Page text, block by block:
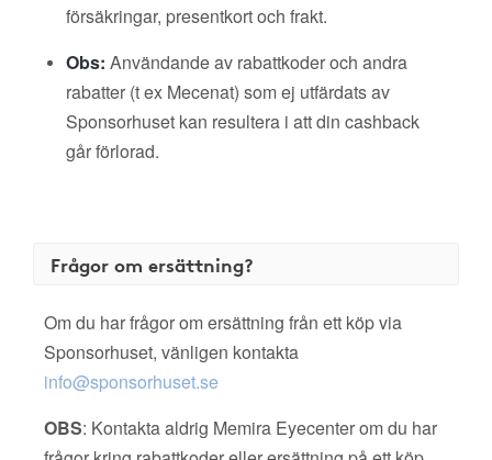
försäkringar, presentkort och frakt.
Obs: Användande av rabattkoder och andra
rabatter (t ex Mecenat) som ej utfärdats av
Sponsorhuset kan resultera i att din cashback
går förlorad.
Frågor om ersättning?
Om du har frågor om ersättning från ett köp via
Sponsorhuset, vänligen kontakta
info@sponsorhuset.se
OBS: Kontakta aldrig Memira Eyecenter om du har